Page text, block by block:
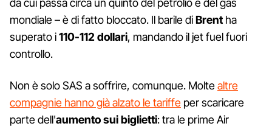
da cui passa circa un quinto del petrolio e del gas
mondiale – è di fatto bloccato. Il barile diBrent ha
superato i110-112 dollari, mandando il jet fuel fuori
controllo.
Non è solo SAS a soffrire, comunque. Moltealtre
compagnie hanno già alzato le tariffe per scaricare
parte dell'aumento sui biglietti: tra le prime Air